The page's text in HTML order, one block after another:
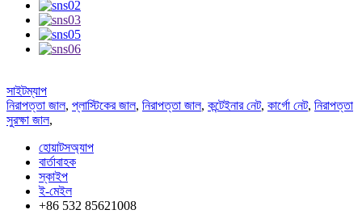
সাইটম্যাপ
নিরাপত্তা জাল, প্লাস্টিকের জাল, নিরাপত্তা জাল, কন্টেইনার নেট, কার্গো নেট, নিরাপত্তা
সুরক্ষা জাল,
হোয়াটসঅ্যাপ
বার্তাবাহক
স্কাইপ
ই-মেইল
+86 532 85621008